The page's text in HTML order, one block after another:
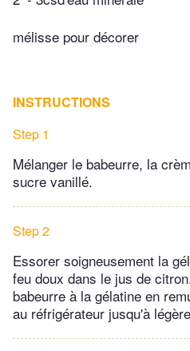
mélisse pour décorer
INSTRUCTIONS
Step 1
Mélanger le babeurre, la
sucre vanillé.
Step 2
Essorer soigneusement la
feu doux dans le jus de
babeurre à la gélatine en
au réfrigérateur jusqu'à